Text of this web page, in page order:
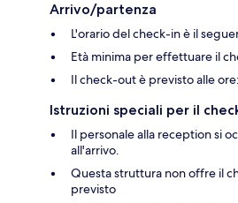
Arrivo/partenza
L'orario del check-in è il
Età minima per effettuare il
Il check-out è previsto alle
Istruzioni speciali per il
Il personale alla reception si
all'arrivo.
Questa struttura non offre il
previsto